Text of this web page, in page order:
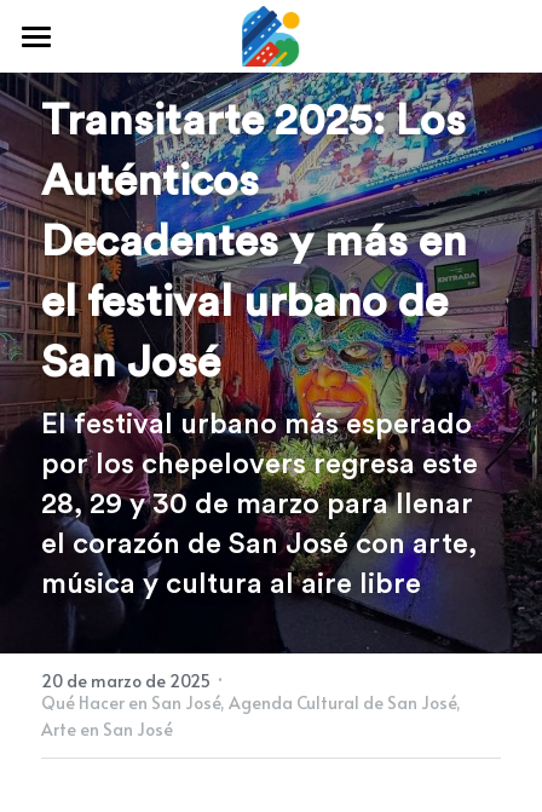
Home
Qué hacer
Arte y cultura
Cine y TV
Comida y tragos
Tours desde San José
Museos
Buscar
Newsletter
Transitarte 2025: Los
Auténticos
Decadentes y más en
el festival urbano de
San José
El festival urbano más esperado
por los chepelovers regresa este
28, 29 y 30 de marzo para llenar
el corazón de San José con arte,
música y cultura al aire libre
20 de marzo de 2025 ·
Qué Hacer en San José, Agenda Cultural de San José,
Arte en San José